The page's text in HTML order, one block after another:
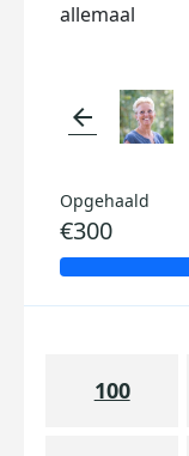
allemaal
arrow_back
Opgehaald
€300
100